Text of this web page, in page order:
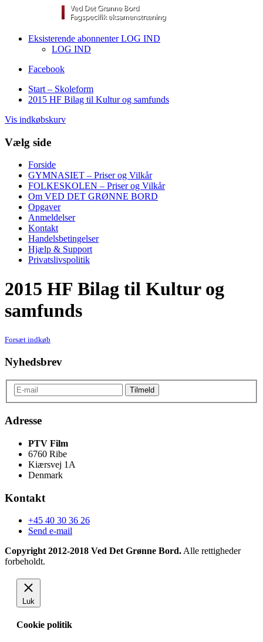
Eksisterende abonnenter LOG IND
LOG IND
Facebook
Start – Skoleform
2015 HF Bilag til Kultur og samfunds
Vis indkøbskurv
Vælg side
Forside
GYMNASIET – Priser og Vilkår
FOLKESKOLEN – Priser og Vilkår
Om VED DET GRØNNE BORD
Opgaver
Anmeldelser
Kontakt
Handelsbetingelser
Hjælp & Support
Privatslivspolitik
2015 HF Bilag til Kultur og
samfunds
Forsæt indkøb
Nyhedsbrev
Adresse
PTV Film
6760 Ribe
Kiærsvej 1A
Denmark
Kontakt
+45 40 30 36 26
Send e-mail
Copyright 2012-2018 Ved Det Grønne Bord. Alle rettigheder
forbeholdt.
Luk
Cookie politik